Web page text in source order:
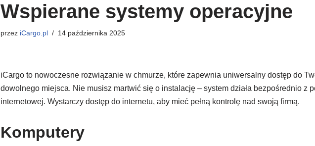
Wspierane systemy operacyjne
przez iCargo.pl 14 października 2025
iCargo to nowoczesne rozwiązanie w chmurze, które zapewnia uniwersalny dostęp do
dowolnego miejsca. Nie musisz martwić się o instalację – system działa bezpośrednio z
internetowej. Wystarczy dostęp do internetu, aby mieć pełną kontrolę nad swoją firmą.
Komputery